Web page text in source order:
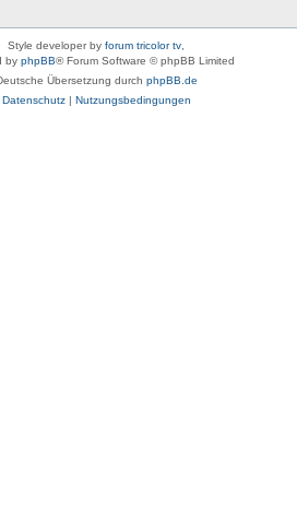
Style developer by forum tricolor tv
by phpBB® Forum Software © phpBB Limited
Übersetzung durch phpBB.de
Datenschutz| Nutzungsbedingungen